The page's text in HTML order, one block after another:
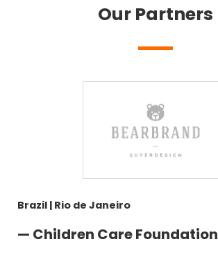
Our Partners
Brazil | Rio de Janeiro
— Children Care Foundation